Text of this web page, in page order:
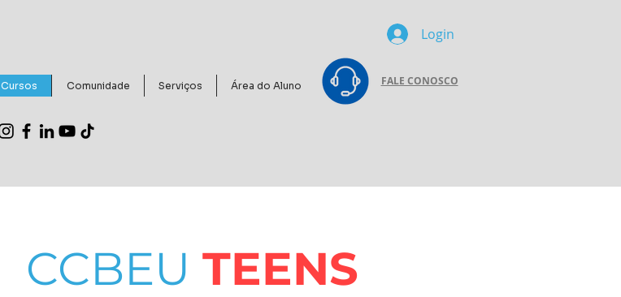
Login
Cursos Comunidade Serviços Área do Aluno FALE CONOSCO
CCBEU TEENS